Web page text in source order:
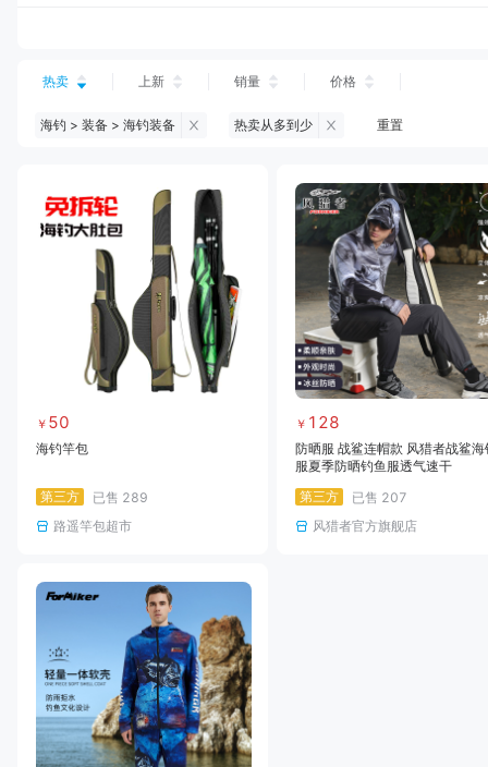
台钓仕挂 台钓钩
钓鱼伞 台钓服饰 台钓装备
黑坑钓灯 黑坑网
黑坑饵料 马口竿 路亚竿 雷强竿
路亚装备 海钓竿 海钓轮 海钓线
热卖 上新 销量 价格
海钓 > 装备 > 海钓装备 热卖从多到少 重置
￥ 50
海钓竿包
第三方 已售 289
路遥竿包超市
￥ 128
防晒服 战鲨连帽款 风猎者战鲨海
服夏季防晒钓鱼服透气速干
第三方
已售 207
风猎者官方旗舰店